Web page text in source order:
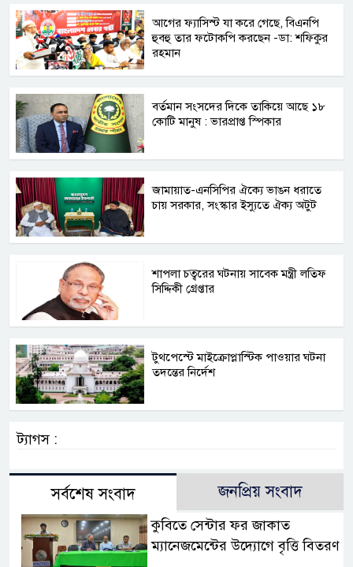
আগের ফ্যাসিস্ট যা করে গেছে, বিএনপি
হুবহু তার ফটোকপি করছেন -ডা: শফিকুর
রহমান
বর্তমান সংসদের দিকে তাকিয়ে আছে ১৮
কোটি মানুষ : ভারপ্রাপ্ত স্পিকার
জামায়াত-এনসিপির ঐক্যে ভাঙন ধরাতে
চায় সরকার, সংস্কার ইস্যুতে ঐক্য অটুট
শাপলা চত্বরের ঘটনায় সাবেক মন্ত্রী লতিফ
সিদ্দিকী গ্রেপ্তার
টুথপেস্টে মাইক্রোপ্লাস্টিক পাওয়ার ঘটনা
তদন্তের নির্দেশ
ট্যাগস :
সর্বশেষ সংবাদ জনপ্রিয় সংবাদ
কুবিতে সেন্টার ফর জাকাত
ম্যানেজমেন্টের উদ্যোগে বৃত্তি বিতরণ